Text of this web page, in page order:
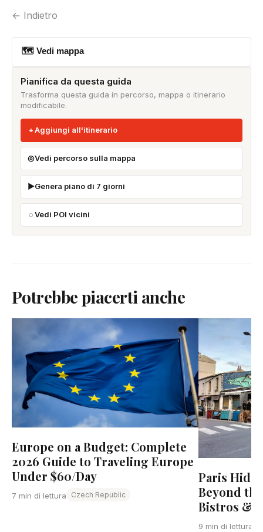
← Indietro
🗺 Vedi mappa
Pianifica da questa guida
Trasforma questa guida in percorso, mappa o itinerario
modificabile.
Aggiungi all'itinerario
Vedi percorso sulla mappa
Genera piano di 7 giorni
Vedi POI vicini
Potrebbe piacerti anche
Europe on a Budget: Complete
2026 Guide to Traveling Europe
Under $60/Day
7 min di lettura Czech Republic
Paris
Beyond
Bistros &
9 min di lettura